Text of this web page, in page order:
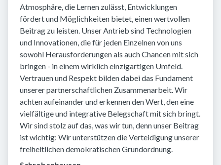
Atmosphäre, die Lernen zulässt, Entwicklungen
fördert und Möglichkeiten bietet, einen wertvollen
Beitrag zu leisten. Unser Antrieb sind Technologien
und Innovationen, die für jeden Einzelnen von uns
sowohl Herausforderungen als auch Chancen mit sich
bringen - in einem wirklich einzigartigen Umfeld.
Vertrauen und Respekt bilden dabei das Fundament
unserer partnerschaftlichen Zusammenarbeit. Wir
achten aufeinander und erkennen den Wert, den eine
vielfältige und integrative Belegschaft mit sich bringt.
Wir sind stolz auf das, was wir tun, denn unser Beitrag
ist wichtig: Wir unterstützen die Verteidigung unserer
freiheitlichen demokratischen Grundordnung.